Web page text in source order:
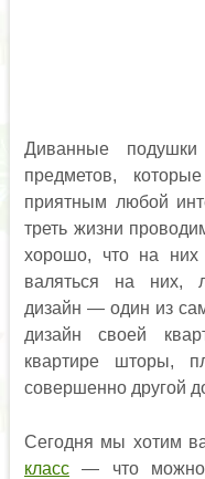
Диванные
предметов,
приятным любой
треть жизни
хорошо, что на
валяться на них,
дизайн — один из
дизайн своей
квартире шторы,
совершенно другой
Сегодня мы хотим
класс— что можно